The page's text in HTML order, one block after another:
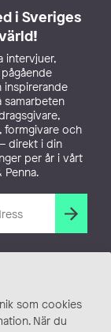
som cookies
När du
i Sveriges
intervjuer,
samarbeten
formgivare och
direkt i din
per år i vårt
Penna.